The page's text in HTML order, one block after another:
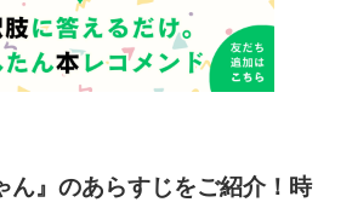
ん』のあらすじをご紹介！時